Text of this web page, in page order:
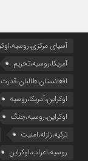
آسیای
آمریکا،روسیه،تحریم
افغانستان،طالبان،قدرت
اوکراین،آمریکا،روسیه
اوکراین،روسیه،جنگ
ترکیه،زلزله،امنیت
روسیه،اعراب،اوکراین